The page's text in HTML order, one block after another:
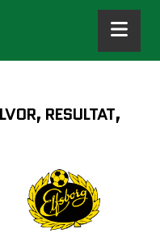
RESULTAT,